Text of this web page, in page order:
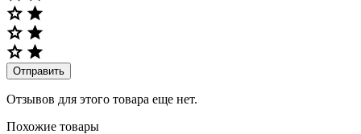
Отправить
Отзывов для этого товара еще нет.
Похожие товары